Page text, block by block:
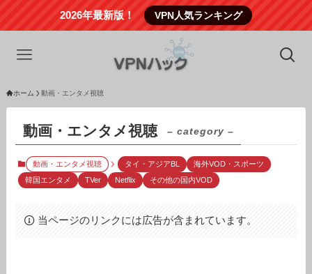
2026年最新版！ VPN人気ランキング
ホーム 動画・エンタメ視聴
動画・エンタメ視聴 – category –
動画・エンタメ視聴 タイ・アジアBL
海外VOD・スポーツ
韓国エンタメ
TVer Netflix その他の国内VOD
当ページのリンクには広告が含まれています。